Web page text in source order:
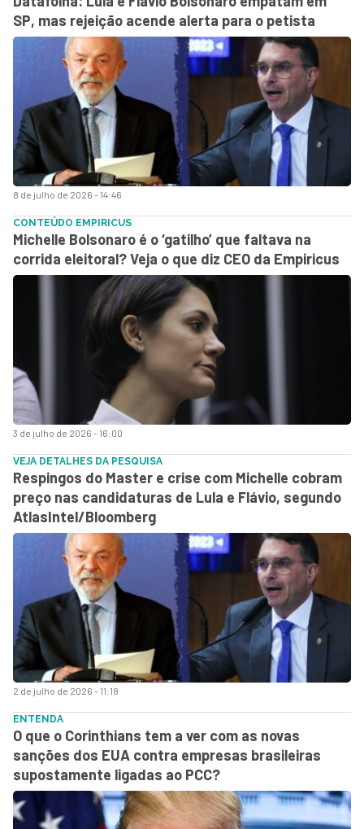
8 de julho de 2026 - 14:46
SP, mas rejeição acende alerta para o petista
3 de julho de 2026 - 16:00
CONTEÚDO EMPIRICUS
Michelle Bolsonaro é o ‘gatilho’ que faltava na
corrida eleitoral? Veja o que diz CEO da Empiricus
2 de julho de 2026 - 11:18
VEJA DETALHES DA PESQUISA
Respingos do Master e crise com Michelle cobram
preço nas candidaturas de Lula e Flávio, segundo
AtlasIntel/Bloomberg
ENTENDA
O que o Corinthians tem a ver com as novas
sanções dos EUA contra empresas brasileiras
supostamente ligadas ao PCC?